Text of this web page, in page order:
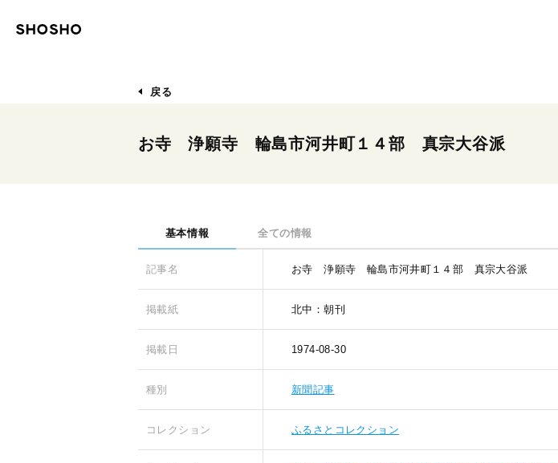
戻る
お寺 浄願寺 輪島市河井町１４部 真宗大谷派
基本情報 全ての情報
記事名 お寺 浄願寺 輪島市河井町１４部 真宗大谷派
掲載紙 北中：朝刊
掲載日 1974-08-30
種別 新聞記事
コレクション ふるさとコレクション